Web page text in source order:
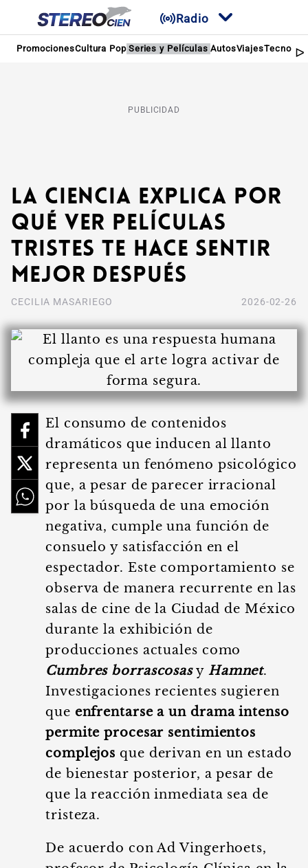
Radio
PromocionesCultura Pop Series y Películas AutosViajes
PUBLICIDAD
La ciencia explica por
qué ver películas
tristes te hace sentir
mejor después
CECILIA MASARIEGO 2026-02-26
El consumo de contenidos
dramáticos que inducen al llanto
representa un fenómeno psicológico
que, a pesar de parecer irracional
por la búsqueda de una emoción
negativa, cumple una función de
consuelo y satisfacción en el
espectador. Este comportamiento se
observa de manera recurrente en las
salas de cine de la Ciudad de México
durante la exhibición de
producciones actuales como
Cumbres borrascosasy Hamnet.
Investigaciones recientes sugieren
que enfrentarse a un drama intenso
permite procesar sentimientos
complejos que derivan en un estado
de bienestar posterior, a pesar de
que la reacción inmediata sea de
tristeza.
De acuerdo con Ad Vingerhoets,